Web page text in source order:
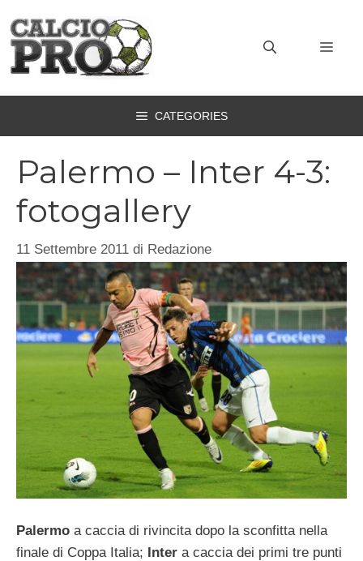
contenuto
CATEGORIES
Palermo – Inter 4-3:
fotogallery
11 Settembre 2011 di Redazione
Palermo a caccia di rivincita dopo la sconfitta nella
finale di Coppa Italia; Inter a caccia dei primi tre punti